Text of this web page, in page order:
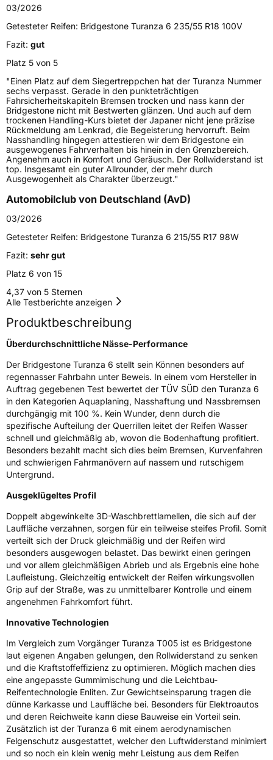
Modellname
FahrzeugartPKW & SUV
Weitere Eigenschaften
ZustandNeureifen
EU Label
EffizienzB
NasshaftungA
Rollgeräusch (dB)69
Fahrzeugklasse
EPREL ID 501012
Salceto 13/15 00128 Rome Italien,
03/2026
Getesteter Reifen: Bridgestone Turanza 6 235/55 R18 100V
Fazit: gut
Platz 5 von 5
"Einen Platz auf dem Siegertreppchen hat der Turanza Nummer
sechs verpasst. Gerade in den punkteträchtigen
Fahrsicherheitskapiteln Bremsen trocken und nass kann der
Bridgestone nicht mit Bestwerten glänzen. Und auch auf dem
trockenen Handling-Kurs bietet der Japaner nicht jene präzise
Rückmeldung am Lenkrad, die Begeisterung hervorruft. Beim
Nasshandling hingegen attestieren wir dem Bridgestone ein
ausgewogenes Fahrverhalten bis hinein in den Grenzbereich.
Angenehm auch in Komfort und Geräusch. Der Rollwiderstand ist
top. Insgesamt ein guter Allrounder, der mehr durch
Ausgewogenheit als Charakter überzeugt."
Automobilclub von Deutschland (AvD)
03/2026
Getesteter Reifen: Bridgestone Turanza 6 215/55 R17 98W
Fazit: sehr gut
Platz 6 von 15
4,37 von 5 Sternen
Alle Testberichte anzeigen
Produktbeschreibung
Überdurchschnittliche Nässe-Performance
Der Bridgestone Turanza 6 stellt sein Können besonders auf
regennasser Fahrbahn unter Beweis. In einem vom Hersteller in
Auftrag gegebenen Test bewertet der TÜV SÜD den Turanza 6
in den Kategorien Aquaplaning, Nasshaftung und Nassbremsen
durchgängig mit 100 %. Kein Wunder, denn durch die
spezifische Aufteilung der Querrillen leitet der Reifen Wasser
schnell und gleichmäßig ab, wovon die Bodenhaftung profitiert.
Besonders bezahlt macht sich dies beim Bremsen, Kurvenfahren
und schwierigen Fahrmanövern auf nassem und rutschigem
Untergrund.
Ausgeklügeltes Profil
Doppelt abgewinkelte 3D-Waschbrettlamellen, die sich auf der
Lauffläche verzahnen, sorgen für ein teilweise steifes Profil. Somit
verteilt sich der Druck gleichmäßig und der Reifen wird
besonders ausgewogen belastet. Das bewirkt einen geringen
und vor allem gleichmäßigen Abrieb und als Ergebnis eine hohe
Laufleistung. Gleichzeitig entwickelt der Reifen wirkungsvollen
Grip auf der Straße, was zu unmittelbarer Kontrolle und einem
angenehmen Fahrkomfort führt.
Innovative Technologien
Im Vergleich zum Vorgänger Turanza T005 ist es Bridgestone
laut eigenen Angaben gelungen, den Rollwiderstand zu senken
und die Kraftstoffeffizienz zu optimieren. Möglich machen dies
eine angepasste Gummimischung und die Leichtbau-
Reifentechnologie Enliten. Zur Gewichtseinsparung tragen die
dünne Karkasse und Lauffläche bei. Besonders für Elektroautos
und deren Reichweite kann diese Bauweise ein Vorteil sein.
Zusätzlich ist der Turanza 6 mit einem aerodynamischen
Felgenschutz ausgestattet, welcher den Luftwiderstand minimiert
und so noch ein klein wenig mehr Leistung aus dem Reifen